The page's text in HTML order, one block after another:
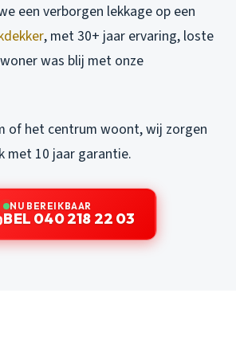
een verborgen lekkage op een
, met 30+ jaar ervaring, loste
was blij met onze
of het centrum woont, wij zorgen
met 10 jaar garantie.
NU BEREIKBAAR
BEL 040 218 22 03